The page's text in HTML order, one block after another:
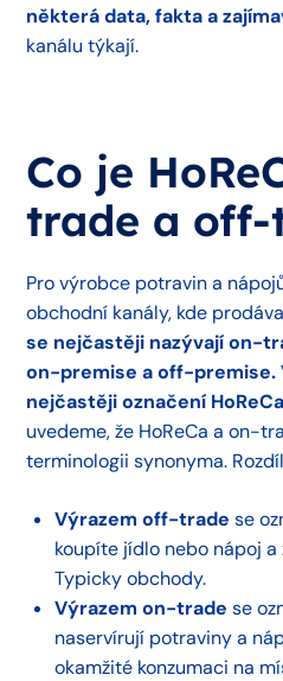
některá data, fakta a
kanálu týkají.
Co je
trade a off-
Pro výrobce potravin a
obchodní kanály, kde
se nejčastěji nazývají on-
on-premise a off-premise.
nejčastěji označení
uvedeme, že HoReCa a on-
terminologii synonyma.
Výrazem off-trade se
koupíte jídlo nebo nápoj a
Typicky obchody.
Výrazem on-trade se
naservírují potraviny a
okamžité konzumaci na